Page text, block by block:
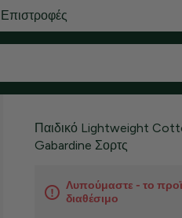
Παιδικό Lightweight
Gabardine Σορτς
Λυπούμαστε - το
διαθέσιμο